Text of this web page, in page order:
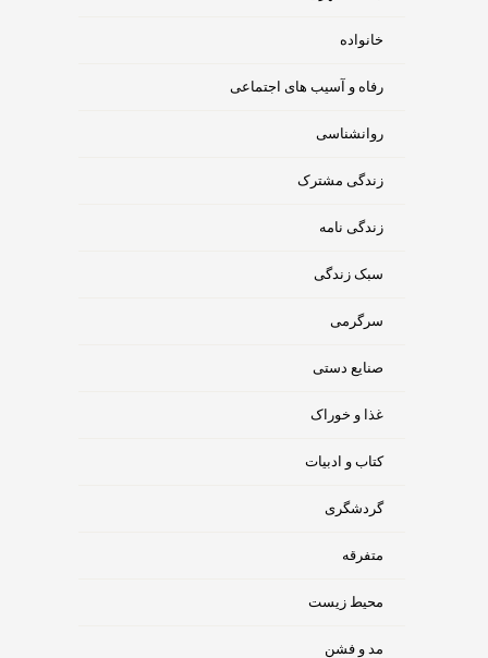
خانواده
رفاه و آسیب های اجتماعی
روانشناسی
زندگی مشترک
زندگی نامه
سبک زندگی
سرگرمی
صنایع دستی
غذا و خوراک
کتاب و ادبیات
گردشگری
متفرقه
محیط زیست
مد و فشن